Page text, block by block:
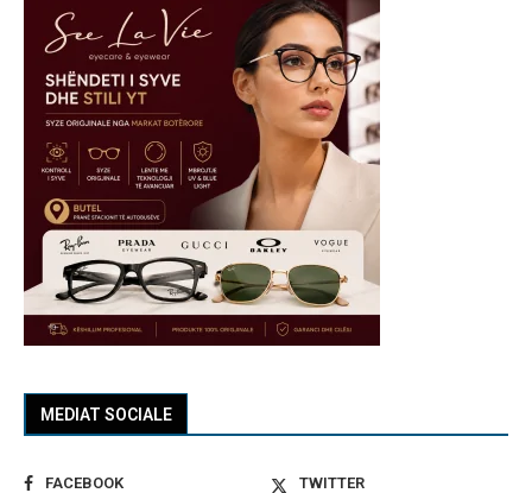
MEDIAT SOCIALE
FACEBOOK
TWITTER